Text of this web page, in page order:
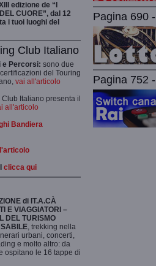
edizione de “I
CUORE”, dal 12
i tuoi luoghi del
Club Italiano
e Percorsi: sono due
del Touring
vai all'articolo
Club Italiano presenta il
all'articolo
Bandiera
clicca qui
di IT.A.CÀ
E VIAGGIATORI –
DEL TURISMO
, trekking nella
urbani, concerti,
e molto altro: da
ospitano le 16 tappe di
Pagina 690
Pagina 752